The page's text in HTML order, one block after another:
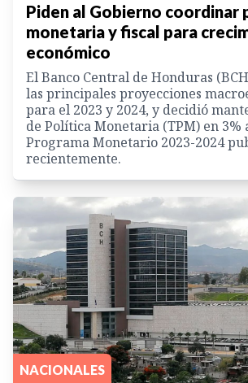
Piden al Gobierno coordinar
monetaria y fiscal para
económico
El Banco Central de Honduras
las principales proyecciones
para el 2023 y 2024, y decidió
de Política Monetaria (TPM) en 3%
Programa Monetario 2023-2024
recientemente.
NACIONALES